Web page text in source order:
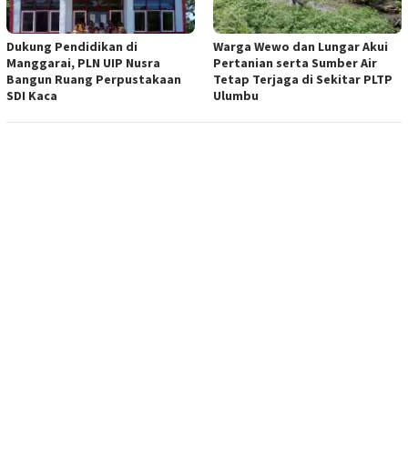
Dukung Pendidikan di
Manggarai, PLN UIP Nusra
Bangun Ruang Perpustakaan
SDI Kaca
Warga Wewo dan Lungar Akui
Pertanian serta Sumber Air
Tetap Terjaga di Sekitar PLTP
Ulumbu